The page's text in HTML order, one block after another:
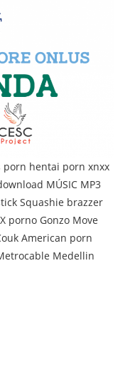
porn hentai porn xnxx
MÚSIC MP3
Squashie brazzer
porno Gonzo Move
American porn
Medellin